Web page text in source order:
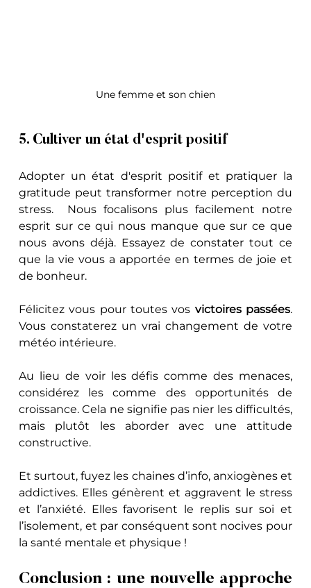
Une femme et son chien
5. Cultiver un état d'esprit positif
Adopter un état d'esprit positif et pratiquer la
gratitude peut transformer notre perception du
stress.  Nous focalisons plus facilement notre
esprit sur ce qui nous manque que sur ce que
nous avons déjà. Essayez de constater tout ce
que la vie vous a apportée en termes de joie et
de bonheur.
Félicitez vous pour toutes vos victoires passées.
Vous constaterez un vrai changement de votre
météo intérieure.
Au lieu de voir les défis comme des menaces,
considérez les comme des opportunités de
croissance. Cela ne signifie pas nier les difficultés,
mais plutôt les aborder avec une attitude
constructive.
Et surtout, fuyez les chaines d’info, anxiogènes et
addictives. Elles génèrent et aggravent le stress
et l’anxiété. Elles favorisent le replis sur soi et
l’isolement, et par conséquent sont nocives pour
la santé mentale et physique !
Conclusion : une nouvelle approche